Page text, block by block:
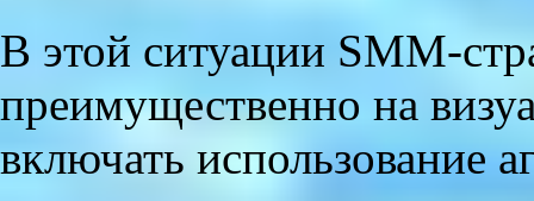
В этой ситуации SMM-
преимущественно на
включать использование